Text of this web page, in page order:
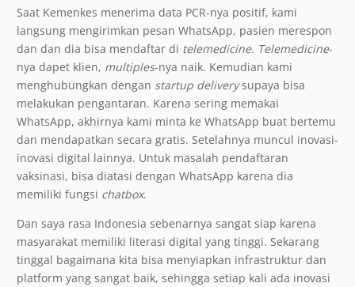
Saat Kemenkes menerima data PCR-nya positif, kami
langsung mengirimkan pesan WhatsApp, pasien merespon
dan dan dia bisa mendaftar di telemedicine. Telemedicine-
nya dapet klien, multiples-nya naik. Kemudian kami
menghubungkan dengan startup deliverysupaya bisa
melakukan pengantaran. Karena sering memakai
WhatsApp, akhirnya kami minta ke WhatsApp buat bertemu
dan mendapatkan secara gratis. Setelahnya muncul inovasi-
inovasi digital lainnya. Untuk masalah pendaftaran
vaksinasi, bisa diatasi dengan WhatsApp karena dia
memiliki fungsi chatbox.
Dan saya rasa Indonesia sebenarnya sangat siap karena
masyarakat memiliki literasi digital yang tinggi. Sekarang
tinggal bagaimana kita bisa menyiapkan infrastruktur dan
platform yang sangat baik, sehingga setiap kali ada inovasi